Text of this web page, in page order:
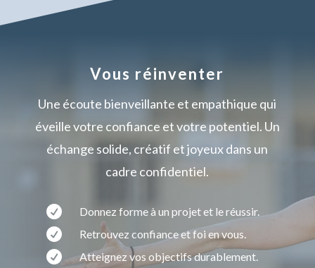
Vous réinventer
Une écoute bienveillante et empathique qui
éveille votre confiance et votre potentiel. Un
échange solide, créatif et joyeux dans un
cadre confidentiel.
 Donnez forme à un projet et le réussir.
 Retrouvez confiance et foi en vous.
 Atteignez vos objectifs durablement.